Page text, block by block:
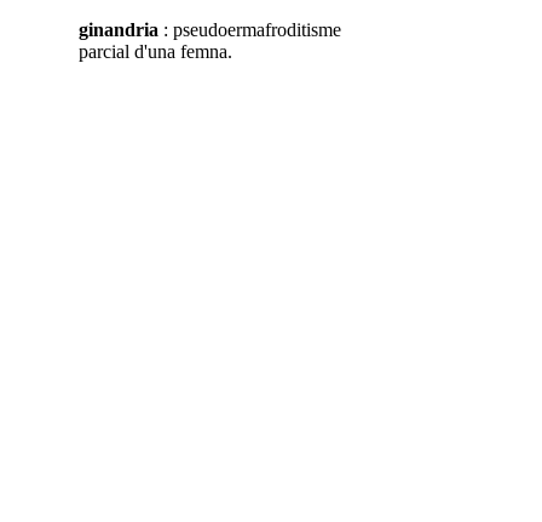
ginandria : pseudoermafroditisme
parcial d'una femna.